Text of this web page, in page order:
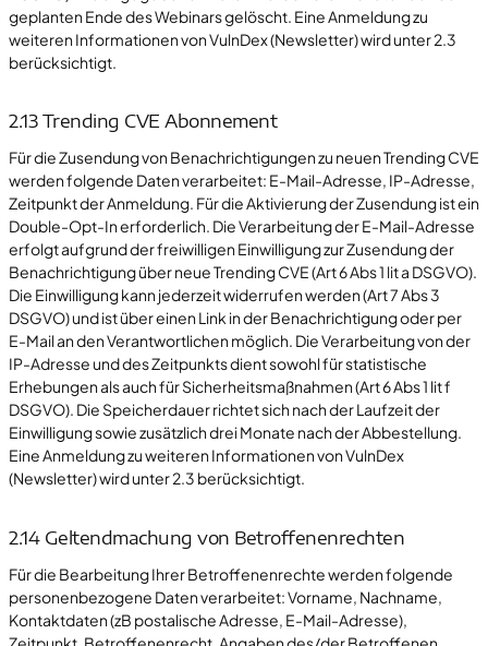
geplanten Ende des Webinars gelöscht. Eine Anmeldung zu
weiteren Informationen von VulnDex (Newsletter) wird unter 2.3
berücksichtigt.
2.13 Trending CVE Abonnement
Für die Zusendung von Benachrichtigungen zu neuen Trending CVE
werden folgende Daten verarbeitet: E-Mail-Adresse, IP-Adresse,
Zeitpunkt der Anmeldung. Für die Aktivierung der Zusendung ist ein
Double-Opt-In erforderlich. Die Verarbeitung der E-Mail-Adresse
erfolgt aufgrund der freiwilligen Einwilligung zur Zusendung der
Benachrichtigung über neue Trending CVE (Art 6 Abs 1 lit a DSGVO).
Die Einwilligung kann jederzeit widerrufen werden (Art 7 Abs 3
DSGVO) und ist über einen Link in der Benachrichtigung oder per
E-Mail an den Verantwortlichen möglich. Die Verarbeitung von der
IP-Adresse und des Zeitpunkts dient sowohl für statistische
Erhebungen als auch für Sicherheitsmaßnahmen (Art 6 Abs 1 lit f
DSGVO). Die Speicherdauer richtet sich nach der Laufzeit der
Einwilligung sowie zusätzlich drei Monate nach der Abbestellung.
Eine Anmeldung zu weiteren Informationen von VulnDex
(Newsletter) wird unter 2.3 berücksichtigt.
2.14 Geltendmachung von Betroffenenrechten
Für die Bearbeitung Ihrer Betroffenenrechte werden folgende
personenbezogene Daten verarbeitet: Vorname, Nachname,
Kontaktdaten (zB postalische Adresse, E-Mail-Adresse),